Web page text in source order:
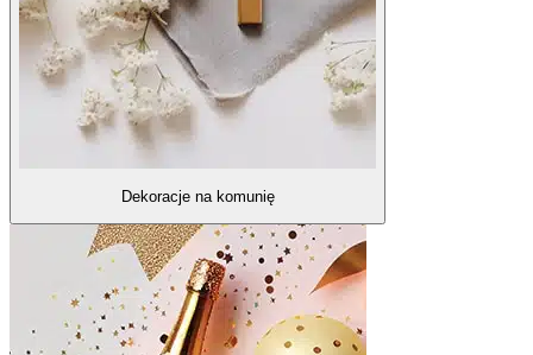
Dekoracje na komunię